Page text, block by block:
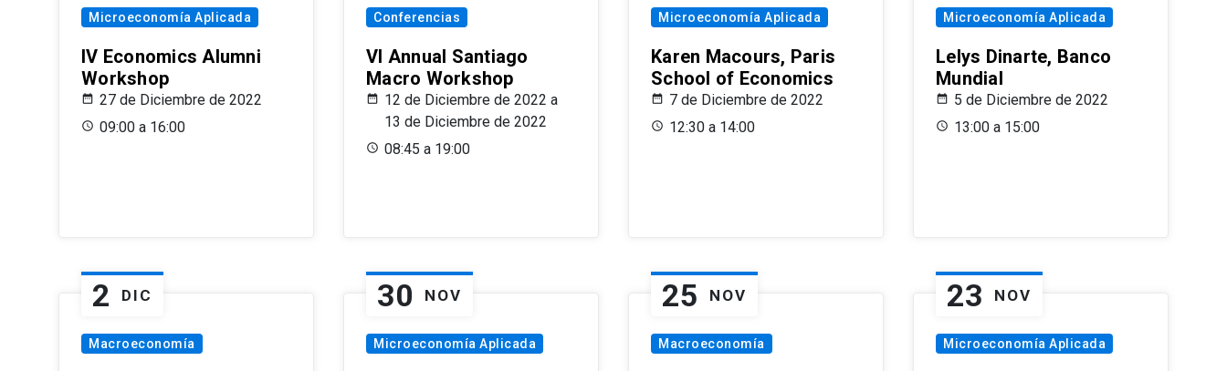
Microeconomía Aplicada
IV Economics Alumni
Workshop
27 de Diciembre de 2022
09:00 a 16:00
Conferencias
VI Annual Santiago
Macro Workshop
12 de Diciembre de 2022 a
13 de Diciembre de 2022
08:45 a 19:00
Microeconomía Aplicada
Karen Macours, Paris
School of Economics
7 de Diciembre de 2022
12:30 a 14:00
Microeconomía Aplicada
Lelys Dinarte, Banco
Mundial
5 de Diciembre de 2022
13:00 a 15:00
2 DIC
Macroeconomía
30 NOV
Microeconomía Aplicada
25 NOV
Macroeconomía
23 NOV
Microeconomía Aplicada